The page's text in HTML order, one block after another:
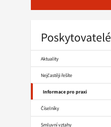
Poskytovatelé
Aktuality
Nejčastěji řešíte
Informace pro praxi
Číselníky
Smluvní vztahy